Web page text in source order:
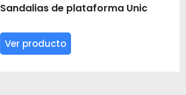
Sandalias de plataforma Unic
Ver producto